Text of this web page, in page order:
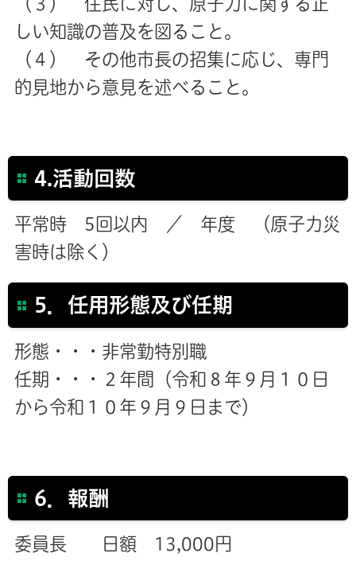
（３） 住民に対し、原子力に関する正
しい知識の普及を図ること。
（４） その他市長の招集に応じ、専門
的見地から意見を述べること。
4.活動回数
平常時 5回以内 ／ 年度 （原子力災
害時は除く）
5．任用形態及び任期
形態・・・非常勤特別職
任期・・・２年間（令和８年９月１０日
から令和１０年９月９日まで）
6．報酬
委員長 日額 13,000円